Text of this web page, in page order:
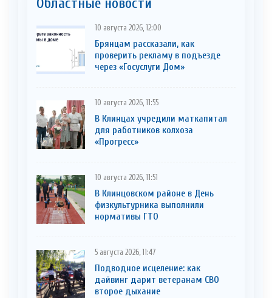
Областные новости
10 августа 2026, 12:00
Брянцам рассказали, как
проверить рекламу в подъезде
через «Госуслуги Дом»
10 августа 2026, 11:55
В Клинцах учредили маткапитал
для работников колхоза
«Прогресс»
10 августа 2026, 11:51
В Клинцовском районе в День
физкультурника выполнили
нормативы ГТО
5 августа 2026, 11:47
Подводное исцеление: как
дайвинг дарит ветеранам СВО
второе дыхание